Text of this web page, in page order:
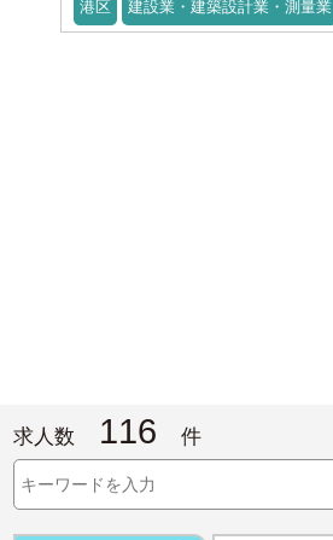
港区 建設業・建築設計業・測量業
求人数 116 件